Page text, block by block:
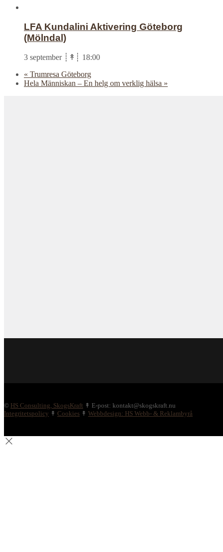
LFA Kundalini Aktivering Göteborg
(Mölndal)
3 september ┊↟┊ 18:00
« Trumresa Göteborg
Hela Människan – En helg om verklig hälsa »
© HS Consulting, SkogsKraft ↟ E-post: kontakt@skogskraft.nu
Integritetspolicy ↟ Cookies ↟ Webbdesign: HS Webb- & Reklambyrå